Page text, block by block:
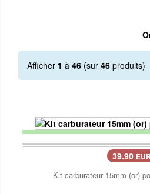
Afficher 1 à 46 (sur 46 produits)
39.90 EUR
Kit carburateur 15mm (or)